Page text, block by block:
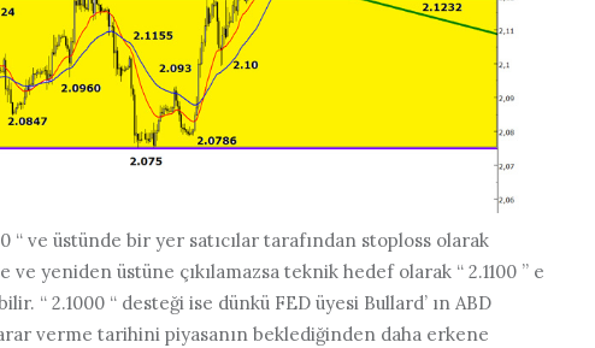
“ ve üstünde bir yer satıcılar tarafından stoploss olarak
yeniden üstüne çıkılamazsa teknik hedef olarak “ 2.1100 ” e
“ 2.1000 “ desteği ise dünkü FED üyesi Bullard’ ın ABD
verme tarihini piyasanın beklediğinden daha erkene